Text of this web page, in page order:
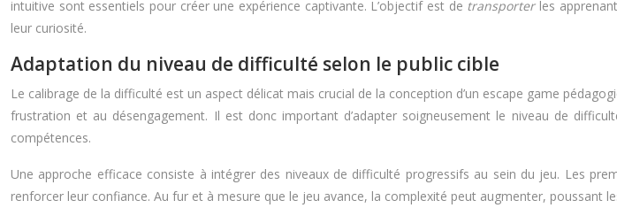
intuitive sont essentiels pour créer une expérience captivante. L’objectif est de transporter les
leur curiosité.
Adaptation du niveau de difficulté selon le public cible
Le calibrage de la difficulté est un aspect délicat mais crucial de la conception d’un escape game
frustration et au désengagement. Il est donc important d’adapter soigneusement le niveau de
compétences.
Une approche efficace consiste à intégrer des niveaux de difficulté progressifs au sein du jeu. Les
renforcer leur confiance. Au fur et à mesure que le jeu avance, la complexité peut augmenter, poussant